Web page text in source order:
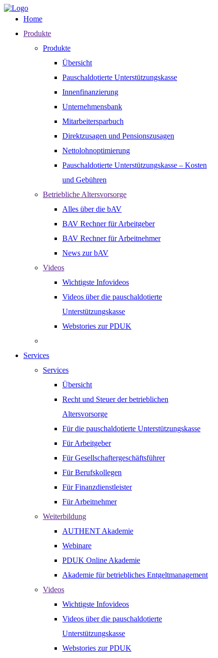
Home
Produkte
Produkte
Übersicht
Pauschaldotierte Unterstützungskasse
Innenfinanzierung
Unternehmensbank
Mitarbeitersparbuch
Direktzusagen und Pensionszusagen
Nettolohnoptimierung
Pauschaldotierte Unterstützungskasse – Kosten
und Gebühren
Betriebliche Altersvorsorge
Alles über die bAV
BAV Rechner für Arbeitgeber
BAV Rechner für Arbeitnehmer
News zur bAV
Videos
Wichtigste Infovideos
Videos über die pauschaldotierte
Unterstützungskasse
Webstories zur PDUK
Services
Services
Übersicht
Recht und Steuer der betrieblichen
Altersvorsorge
Für die pauschaldotierte Unterstützungskasse
Für Arbeitgeber
Für Gesellschaftergeschäftsführer
Für Berufskollegen
Für Finanzdienstleister
Für Arbeitnehmer
Weiterbildung
AUTHENT Akademie
Webinare
PDUK Online Akademie
Akademie für betriebliches Entgeltmanagement
Videos
Wichtigste Infovideos
Videos über die pauschaldotierte
Unterstützungskasse
Webstories zur PDUK